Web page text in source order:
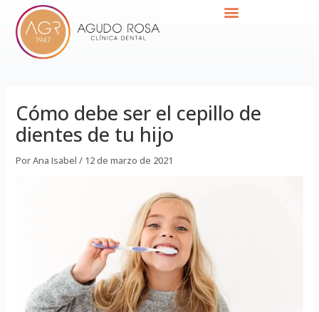
contenido
Cómo debe ser el cepillo de
dientes de tu hijo
PorAna Isabel/ 12 de marzo de 2021
Navegación
de
entradas